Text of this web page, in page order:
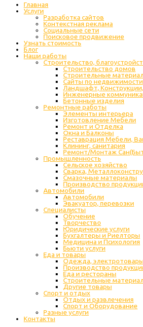
Главная
Услуги
Разработка сайтов
Контекстная реклама
Социальные сети
Поисковое продвижение
Узнать стоимость
Блог
Наши работы
Строительство,
Строительство домов
Строительные
Сайты по недвижимости
Ландшафт,
Инженерные
Бетонные изделия
Ремонтные работы
Элементы интерьера
Изготовление Мебели
Ремонт и Отделка
Окна и Балконы
Реставрация Мебели,
Клининг, санитария
Ремонт/Монтаж
Промышленность
Cельское хозяйство
Сварка,
Cмазочные материалы
Производство
Автомобили
Автомобили
Эвакуатор, перевозки
Специалисты
Обучение
Творчество
Юридические услуги
Бухгалтеры и Риелторы
Медицина и Психология
Бьюти услуги
Еда и товары
Одежда, электротовары
Производство
Еда и рестораны
Строительные
Другие товары
Спорт и отдых
Отдых и развлечения
Спорт и Оборудование
Разные услуги
Контакты